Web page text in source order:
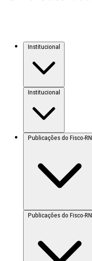
Institucional
Institucional
Publicações do Fisco-RN
Publicações do Fisco-RN